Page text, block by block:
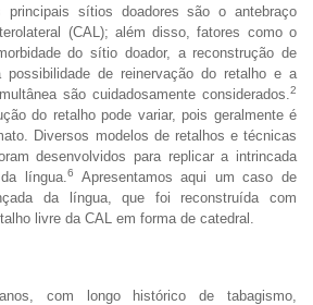
sítios doadores são o antebraço
(CAL); além disso, fatores como o
do sítio doador, a reconstrução de
possibilidade de reinervação do retalho e a
são cuidadosamente considerados. 2
do retalho pode variar, pois geralmente é
Diversos modelos de retalhos e técnicas
desenvolvidos para replicar a intrincada
língua. 6
Apresentamos aqui um caso de
da língua, que foi reconstruída com
livre da CAL em forma de catedral.
com longo histórico de tabagismo,